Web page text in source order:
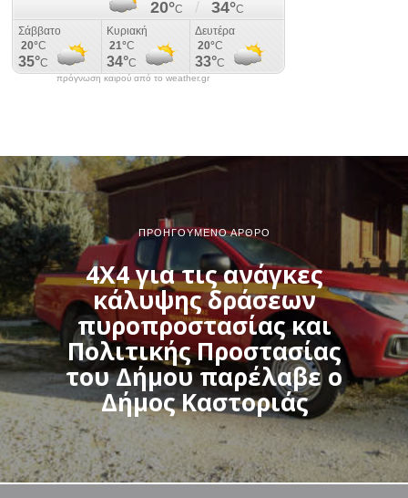
πρόγνωση καιρού από το weather.gr
ΠΡΟΗΓΟΎΜΕΝΟ ΆΡΘΡΟ
4Χ4 για τις ανάγκες
κάλυψης δράσεων
πυροπροστασίας και
Πολιτικής Προστασίας
του Δήμου παρέλαβε ο
Δήμος Καστοριάς